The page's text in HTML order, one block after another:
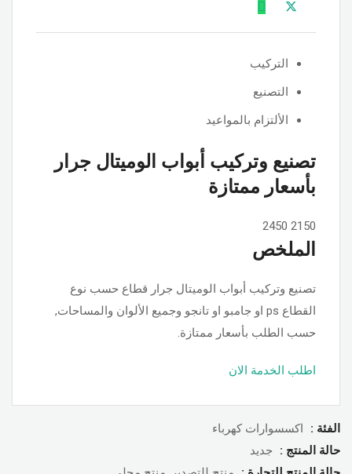
التركيب
التصنيع
الألتزام بالمواعيد
تصنيع وتركيب أبواب الوميتال جرار
بأسعار ممتازة
2150
2450
الملخص
تصنيع وتركيب أبواب الوميتال جرار قطاع حسب نوع
القطاع ps او جامبو او تانجو وجميع الألوان والمساحات,
حسب الطلب بأسعار ممتازة.
اطلب الخدمة الان
الفئة :
اكسسوارات كهرباء
حالة المنتج :
جديد